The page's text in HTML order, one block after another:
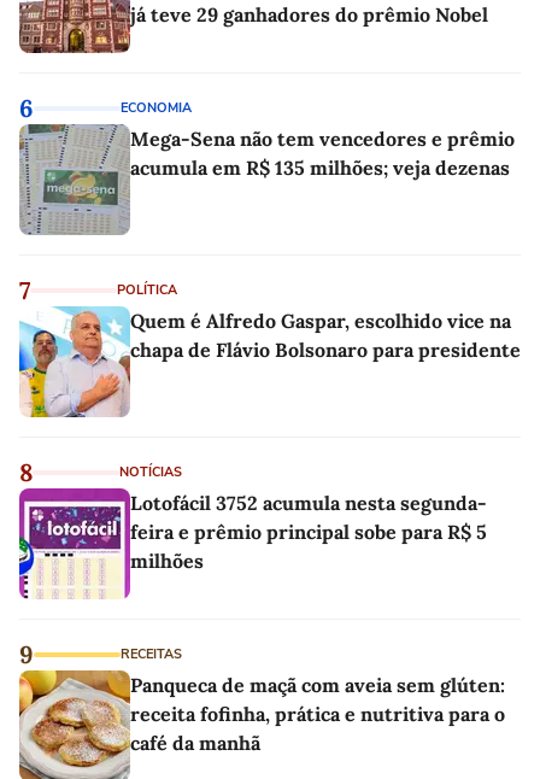
já teve 29 ganhadores do prêmio Nobel
6 ECONOMIA
Mega-Sena não tem vencedores e prêmio
acumula em R$ 135 milhões; veja dezenas
7 POLÍTICA
Quem é Alfredo Gaspar, escolhido vice na
chapa de Flávio Bolsonaro para presidente
8 NOTÍCIAS
Lotofácil 3752 acumula nesta segunda-
feira e prêmio principal sobe para R$ 5
milhões
9 RECEITAS
Panqueca de maçã com aveia sem glúten:
receita fofinha, prática e nutritiva para o
café da manhã